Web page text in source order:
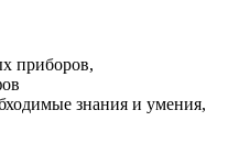
приборов,
знания и умения,